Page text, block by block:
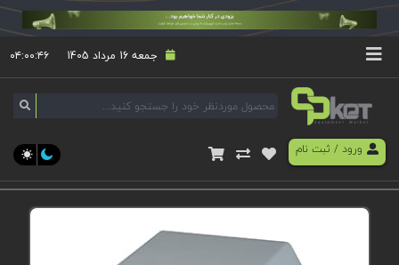
جمعه 16 مرداد 1405 ۰۴:۰۰:۴۶
ورود/ ثبت نام